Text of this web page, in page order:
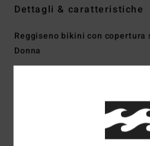
Dettagli & caratteristiche
Reggiseno bikini con copertura
Donna
Crazy For Coral
tessuto mano pesca